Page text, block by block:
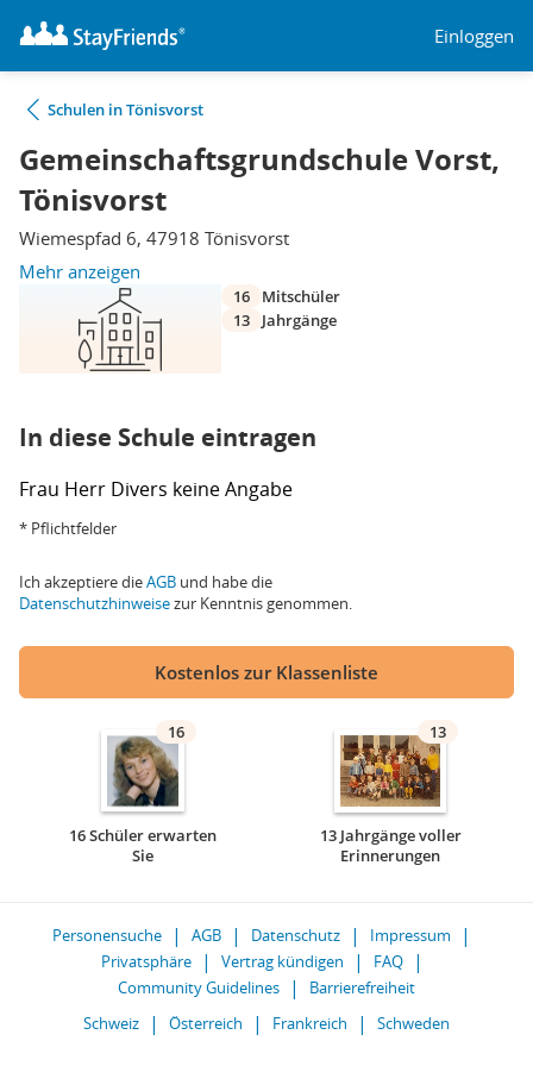
Einloggen
Schulen in Tönisvorst
Gemeinschaftsgrundschule Vorst,
Tönisvorst
Wiemespfad 6, 47918 Tönisvorst
Mehr anzeigen
16
Mitschüler
13
Jahrgänge
In diese Schule eintragen
Frau Herr Divers keine Angabe
* Pflichtfelder
Ich akzeptiere dieAGB und habe die
Datenschutzhinweisezur Kenntnis genommen.
Kostenlos zur Klassenliste
16
16 Schüler erwarten
Sie
13
13 Jahrgänge voller
Erinnerungen
Personensuche AGB Datenschutz
Impressum
Privatsphäre
Vertrag kündigen
FAQ
Community Guidelines
Barrierefreiheit
Schweiz
Österreich Frankreich Schweden